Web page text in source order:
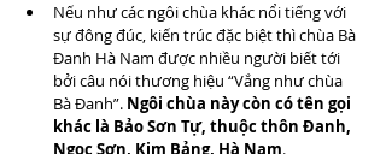
Nếu như các ngôi chùa khác nổi tiếng với
sự đông đúc, kiến trúc đặc biệt thì chùa Bà
Đanh Hà Nam được nhiều người biết tới
bởi câu nói thương hiệu “Vắng như chùa
Bà Đanh”. Ngôi chùa này còn có tên gọi
khác là Bảo Sơn Tự, thuộc thôn Đanh,
Ngọc Sơn, Kim Bảng, Hà Nam.